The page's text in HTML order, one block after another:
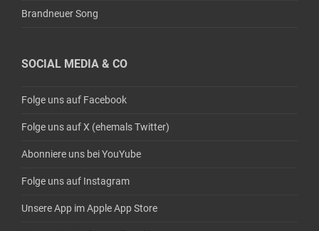
Brandneuer Song
SOCIAL MEDIA & CO
Folge uns auf Facebook
Folge uns auf X (ehemals Twitter)
Abonniere uns bei YouYube
Folge uns auf Instagram
Unsere App im Apple App Store